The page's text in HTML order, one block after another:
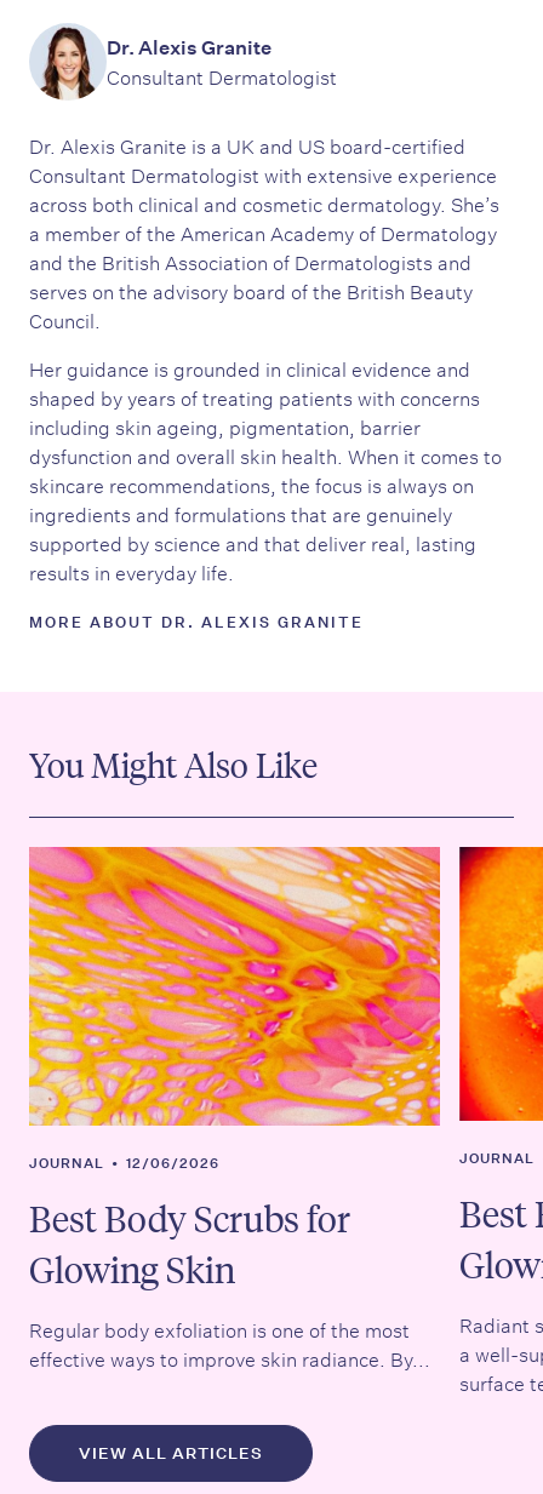
Dr. Alexis Granite
Consultant Dermatologist
Dr. Alexis Granite is a UK and US board-certified
Consultant Dermatologist with extensive experience
across both clinical and cosmetic dermatology. She’s
a member of the American Academy of Dermatology
and the British Association of Dermatologists and
serves on the advisory board of the British Beauty
Council.
Her guidance is grounded in clinical evidence and
shaped by years of treating patients with concerns
including skin ageing, pigmentation, barrier
dysfunction and overall skin health. When it comes to
skincare recommendations, the focus is always on
ingredients and formulations that are genuinely
supported by science and that deliver real, lasting
results in everyday life.
MORE ABOUT DR. ALEXIS GRANITE
You Might Also Like
JOURNAL • 12/06/2026
Best Body Scrubs for
Glowing Skin
Regular body exfoliation is one of the most
effective ways to improve skin radiance. By...
JOURNAL
Best
Radiant
a well-
surface
VIEW ALL ARTICLES